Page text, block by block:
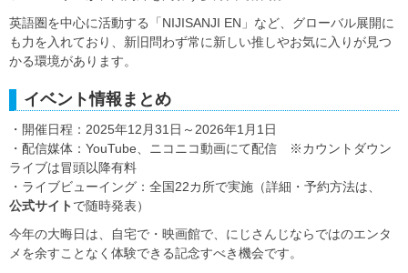
英語圏を中心に活動する「NIJISANJI EN」など、グローバル展開に
も力を入れており、新旧問わず常に新しい推しやお気に入りが見つ
かる環境があります。
イベント情報まとめ
・開催日程：2025年12月31日～2026年1月1日
・配信媒体：YouTube、ニコニコ動画にて配信 ※カウントダウン
ライブは冒頭以降有料
・ライブビューイング：全国22カ所で実施（詳細・予約方法は、
公式サイト で随時発表）
今年の大晦日は、自宅で・映画館で、にじさんじならではのエンタ
メを余すことなく体験できる記念すべき機会です。